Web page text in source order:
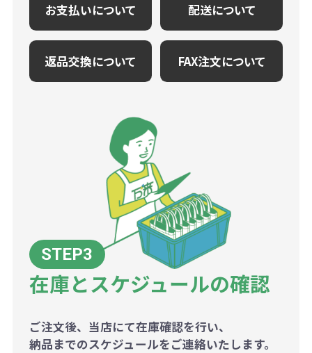
お支払いについて 配送について
返品交換について FAX注文について
在庫とスケジュールの確認
ご注文後、当店にて在庫確認を行い、
納品までのスケジュールをご連絡いたします。